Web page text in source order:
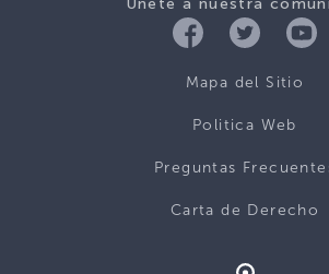
Únete a nuestra
Mapa del Sitio
Politica Web
Preguntas
Carta de Derecho